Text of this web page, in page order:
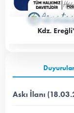
Kdz.
Askı İlanı